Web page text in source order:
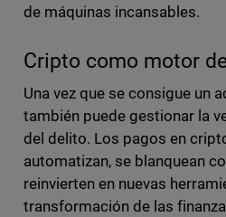
de máquinas incansables.
Cripto como motor
Una vez que se consigue un
también puede gestionar la
del delito. Los pagos en
automatizan, se blanquean
reinvierten en nuevas
transformación de las